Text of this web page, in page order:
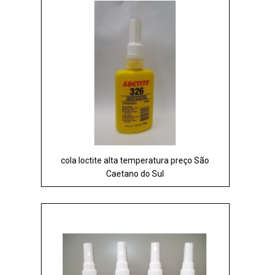
cola loctite alta temperatura preço São
Caetano do Sul